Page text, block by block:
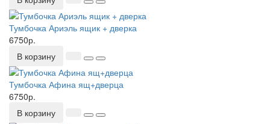
Тумбочка Ариэль ящик + дверка
6750р.
В корзину
Тумбочка Афина ящ+дверца
6750р.
В корзину